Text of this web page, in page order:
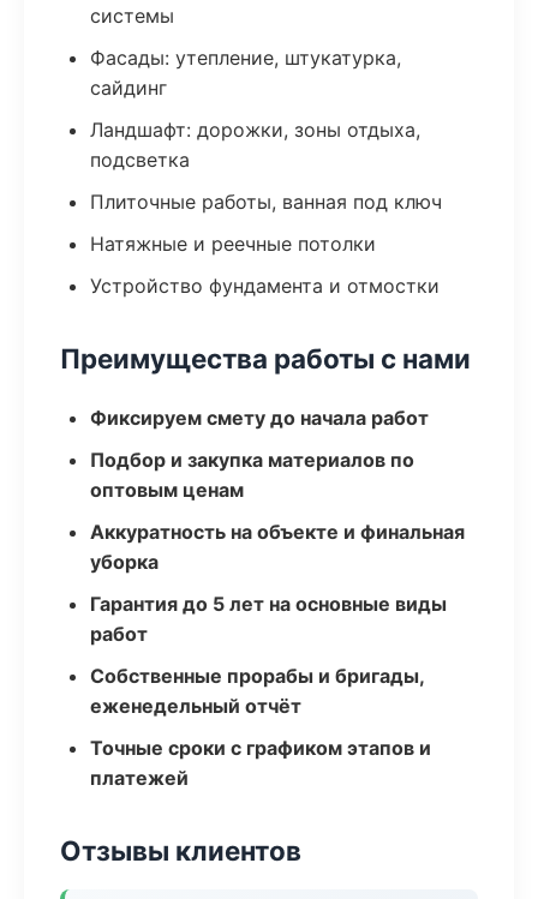
системы
Фасады: утепление, штукатурка,
сайдинг
Ландшафт: дорожки, зоны отдыха,
подсветка
Плиточные работы, ванная под ключ
Натяжные и реечные потолки
Устройство фундамента и отмостки
Преимущества работы с нами
Фиксируем смету до начала работ
Подбор и закупка материалов по
оптовым ценам
Аккуратность на объекте и финальная
уборка
Гарантия до 5 лет на основные виды
работ
Собственные прорабы и бригады,
еженедельный отчёт
Точные сроки с графиком этапов и
платежей
Отзывы клиентов